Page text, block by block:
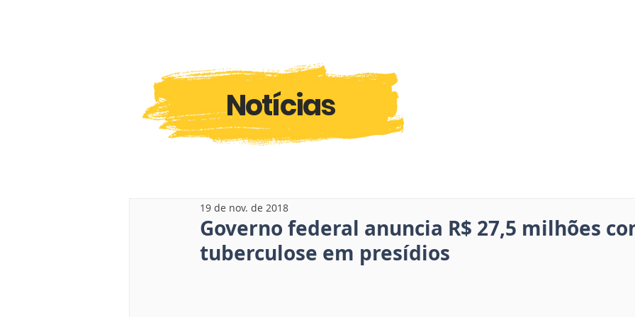
Governo federal anuncia R$ 27,5 milhões
tuberculose em presídios
19 de nov. de 2018
Notícias